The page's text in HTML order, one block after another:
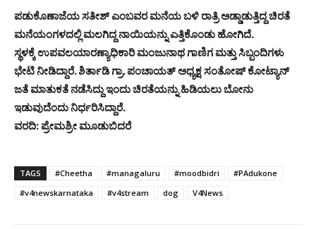
ಪಡುಕೊಣಾಜೆಯ ಸತೀಶ್ ಎಂಬವರ ಮನೆಯ ಬಳಿ ರಾತ್ರಿ ಅಡ್ಡಾಡುತ್ತಿದ್ದ ಚಿರತೆ
ಮನೆಯಂಗಳದಲ್ಲಿ ಮಲಗಿದ್ದ ನಾಯಿಯನ್ನು ಎತ್ತಿಕೊಂಡು ಹೋಗಿದೆ.
ಸ್ಥಳಕ್ಕೆ ಉಪವಲಯಾರಣ್ಯಾಧಿಕಾರಿ ಮಂಜುನಾಥ ಗಾಣಿಗ ಮತ್ತು ಸಿಬ್ಬಂದಿಗಳು
ಭೇಟಿ ನೀಡಿದ್ದಾರೆ. ಶಿರ್ತಾಡಿ ಗ್ರಾ. ಪಂಚಾಯತ್ ಅಧ್ಯಕ್ಷ ಸಂತೋಷ್ ಕೋಟ್ಯಾನ್
ಜತೆ ಮಾತುಕತೆ ನಡೆಸಿದ್ದು ಇಂದು ಚಿರತೆಯನ್ನು ಹಿಡಿಯಲು ಬೋನು
ಇಡುವುದೆಂದು ನಿರ್ಧರಿಸಿದ್ದಾರೆ.
ವರದಿ: ಪ್ರೇಮಶ್ರೀ ಮೂಡುಬಿದರೆ
TAGS #Cheetha #managaluru #moodbidri
#PAdukone
#v4newskarnataka
#v4stream dog V4News